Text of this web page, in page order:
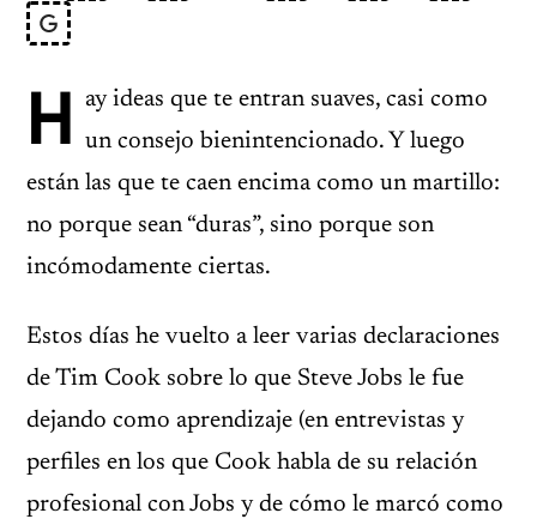
H
ay ideas que te entran suaves, casi como
un consejo bienintencionado. Y luego
están las que te caen encima como un martillo:
no porque sean “duras”, sino porque son
incómodamente ciertas.
Estos días he vuelto a leer varias declaraciones
de Tim Cook sobre lo que Steve Jobs le fue
dejando como aprendizaje (en entrevistas y
perfiles en los que Cook habla de su relación
profesional con Jobs y de cómo le marcó como